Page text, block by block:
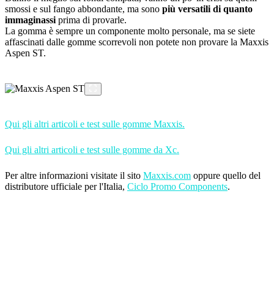
smossi e sul fango abbondante, ma sono più versatili di quanto
immaginassi prima di provarle.
La gomma è sempre un componente molto personale, ma se siete
affascinati dalle gomme scorrevoli non potete non provare la Maxxis
Aspen ST.
Qui gli altri articoli e test sulle gomme Maxxis.
Qui gli altri articoli e test sulle gomme da Xc.
Per altre informazioni visitate il sito Maxxis.com oppure quello del
distributore ufficiale per l'Italia, Ciclo Promo Components.